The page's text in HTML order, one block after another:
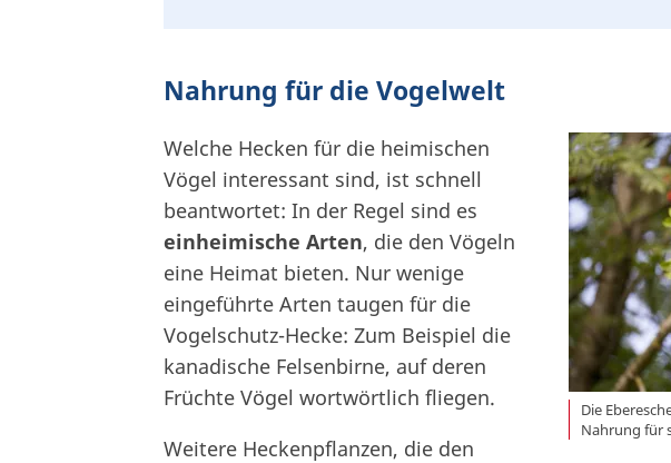
Nahrung für die Vogelwelt
Die
Nahrung für
Welche Hecken für die heimischen
Vögel interessant sind, ist schnell
beantwortet: In der Regel sind es
einheimische Arten, die den Vögeln
eine Heimat bieten. Nur wenige
eingeführte Arten taugen für die
Vogelschutz-Hecke: Zum Beispiel die
kanadische Felsenbirne, auf deren
Früchte Vögel wortwörtlich fliegen.
Weitere Heckenpflanzen, die den